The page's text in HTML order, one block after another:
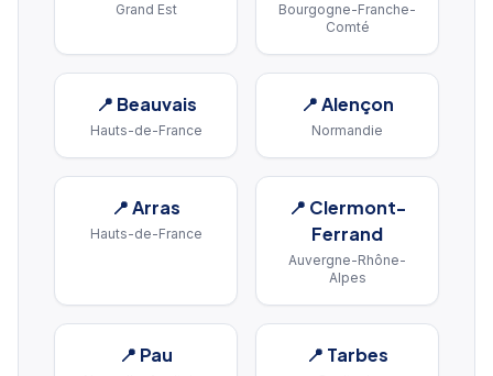
Grand Est
Bourgogne-Franche-
Comté
📍 Beauvais
Hauts-de-France
📍Alençon
Normandie
📍Arras
Hauts-de-France
📍 Clermont-
Ferrand
Auvergne-Rhône-
Alpes
📍 Pau 📍 Tarbes